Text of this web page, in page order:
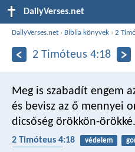
DailyVerses.net
DailyVerses.net › Biblia könyvek ›2
2 Timóteus 4:18
Meg is szabadít engem
és bevisz az ő mennyei
dicsőség örökkön-
2 Timóteus 4:18 védelem